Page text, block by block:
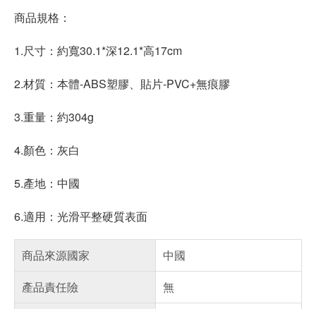
商品規格：
1.尺寸：約寬30.1*深12.1*高17cm
2.材質：本體-ABS塑膠、貼片-PVC+無痕膠
3.重量：約304g
4.顏色：灰白
5.產地：中國
6.適用：光滑平整硬質表面
商品來源國家
中國
產品責任險
無